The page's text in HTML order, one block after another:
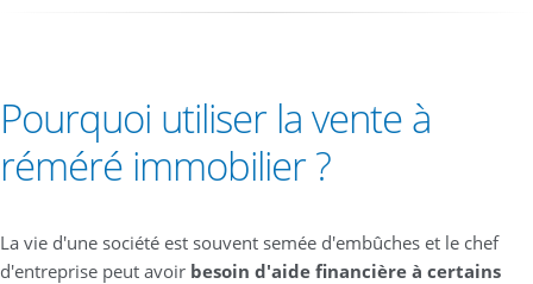
Pourquoi utiliser la vente à
réméré immobilier ?
La vie d'une société est souvent semée d'embûches et le chef
d'entreprise peut avoir besoin d'aide financière à certains